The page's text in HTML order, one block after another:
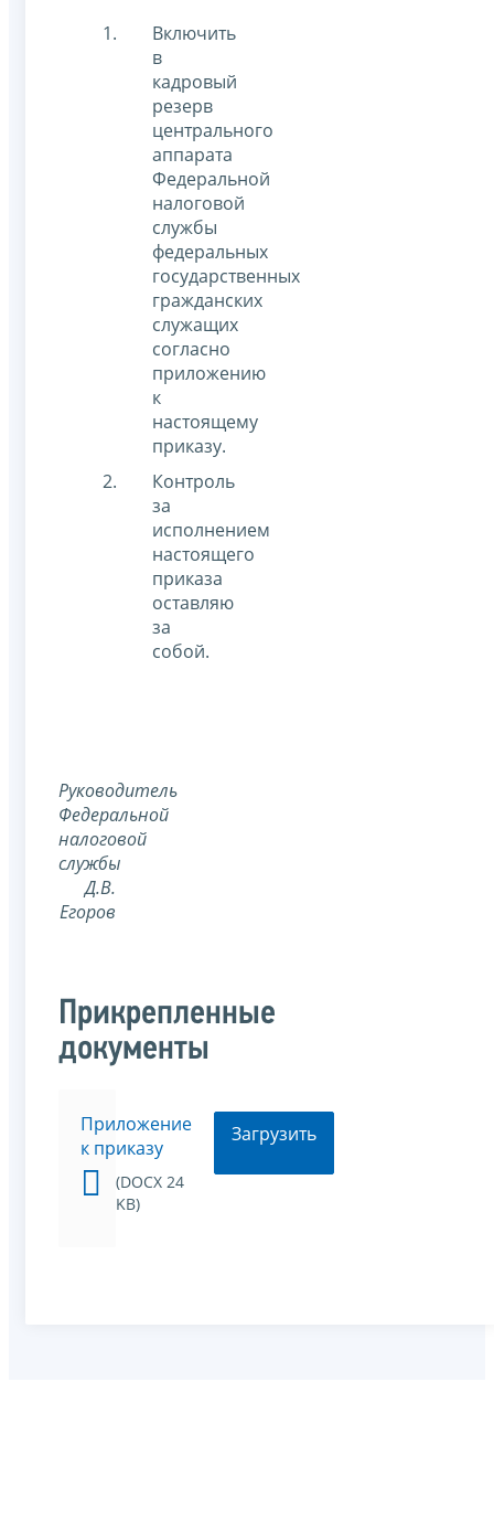
Включить
в
кадровый
резерв
центрального
аппарата
Федеральной
налоговой
службы
федеральных
государственных
гражданских
служащих
согласно
приложению
к
настоящему
приказу.
Контроль
за
исполнением
настоящего
приказа
оставляю
за
собой.
Руководитель
Федеральной
налоговой
службы
Д.В.
Егоров
Прикрепленные
документы
Приложение
к приказу
(DOCX 24
KB)
Загрузить